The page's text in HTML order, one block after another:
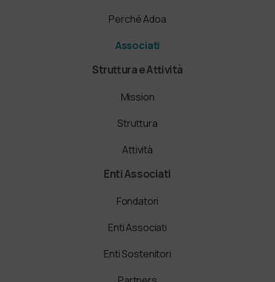
Perché Adoa
Associati
Struttura e Attività
Mission
Struttura
Attività
Enti Associati
Fondatori
Enti Associati
Enti Sostenitori